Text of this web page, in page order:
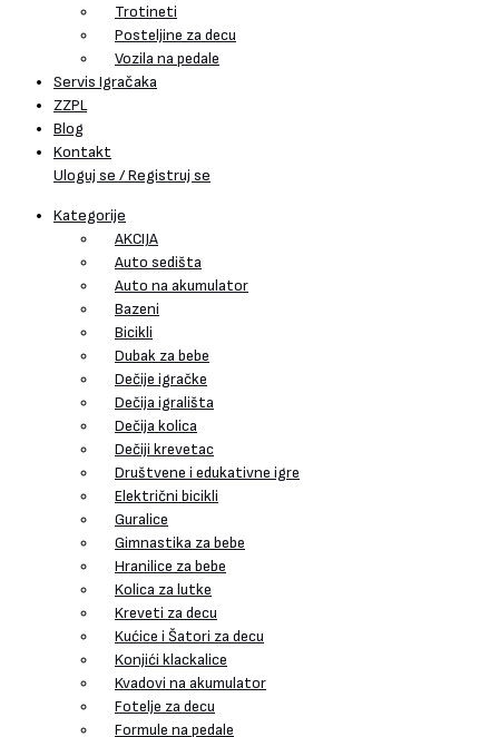
Trotineti
Posteljine za decu
Vozila na pedale
Servis Igračaka
ZZPL
Blog
Kontakt
Uloguj se / Registruj se
Kategorije
AKCIJA
Auto sedišta
Auto na akumulator
Bazeni
Bicikli
Dubak za bebe
Dečije igračke
Dečija igrališta
Dečija kolica
Dečiji krevetac
Društvene i edukativne igre
Električni bicikli
Guralice
Gimnastika za bebe
Hranilice za bebe
Kolica za lutke
Kreveti za decu
Kućice i Šatori za decu
Konjići klackalice
Kvadovi na akumulator
Fotelje za decu
Formule na pedale